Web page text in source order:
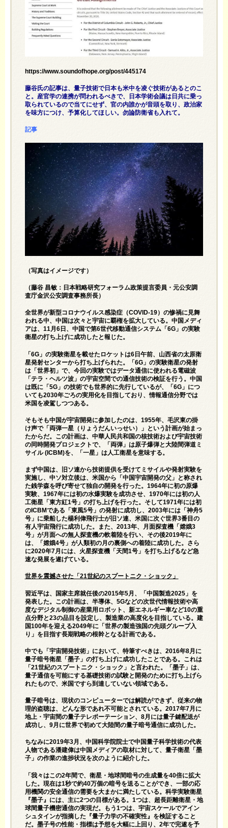
https://www.soundofhope.org/post/445174
藤谷氏の記事は、量子技術で日本も米中を凌ぐ技術があるとのこ
と。産官学の連携が問われるべきで、日本学術会議は日共に乗っ
取られているので当てにせず、官の内誰かが音頭を取り、政治家
を味方につけ、予算化してほしい。勿論防衛省も入れて。
記事
（写真はイメージです）
（藤谷 昌敏：日本戦略研究フォーラム政策提言委員・元公安調
査庁金沢公安調査事務所長）
全世界が新型コロナウイルス感染症（COVID-19）の惨禍に見舞
われる中、中国は次々と宇宙に覇権を拡大している。中国メディ
アは、11月6日、中国で第6世代移動通信システム「6G」の実験
衛星の打ち上げに成功したと報じた。
「6G」の実験衛星を載せたロケットは6日午前、山西省の太原衛
星発射センターから打ち上げられた。「6G」の実験衛星の発射
は「世界初」で、今回の実験ではデータ通信に使われる電磁波
「テラ・ヘルツ波」の宇宙空間での通信技術の検証を行う。中国
は既に「5G」の技術でも世界的に先行しているが、「6G」につ
いても2030年ごろの実用化を目指しており、情報通信分野では
米国を凌駕しつつある。
そもそも中国が宇宙開発に参加したのは、1955年、毛沢東の掛
け声で「両弾一星（りょうだんいっせい）」という計画が始まっ
たからだ。この計画は、中華人民共和国の核技術および宇宙技術
の同時開発プロジェクトで、「両弾」は原子爆弾と大陸間弾道ミ
サイル (ICBM)を、「一星」は人工衛星を意味する。
まず中国は、旧ソ連から技術提供を受けてミサイルや発射実験を
実施し、中ソ対立後は、米国から「中国宇宙開発の父」と称され
た銭学森を呼び寄せて独自の開発を行った。1964年に初の原爆
実験、1967年には初の水爆実験を成功させ、1970年には初の人
工衛星「東方紅1号」の打ち上げを行った。そして1971年には初
のICBMである「東風5号」の発射に成功し、2003年には「神舟5
号」に乗船した楊利偉飛行士が旧ソ連、米国に次ぐ世界3番目の
有人宇宙飛行に成功した。また、2013年、月面探査機「嫦娥3
号」が月面への無人探査機の軟着陸を行い、その後2019年に
は、「嫦娥4号」が人類初の月の裏側への着陸に成功した。さら
に2020年7月には、火星探査機「天間1号」を打ち上げるなど急
速な発展を遂げている。
世界を震撼させた「21世紀のスプートニク・ショック」
習近平は、国家主席就任後の2015年5月、「中国製造2025」を
発表した。この計画は、半導体、5Gなどの次世代情報技術や高
度なデジタル制御の産業用ロボット、新エネルギー車など10の重
点分野と23の品目を設定し、製造業の高度化を目指している。建
国100年を迎える2049年に「世界の製造強国の先頭グループ入
り」を目指す長期戦略の根幹となる計画である。
中でも「宇宙開発技術」において、特筆すべきは、2016年8月に
量子暗号衛星「墨子」の打ち上げに成功したことである。これは
「21世紀のスプートニク・ショック」と言われた。「墨子」は、
量子通信を可能にする基礎技術の試験と開発のために打ち上げら
れたもので、米国ですら到達していない領域である。
量子暗号は、現状のコンピューターでは解読ができず、従来の物
理的盗聴は、どんな形であれ不可能とされている。2017年7月に
地上・宇宙間の量子テレポーテーション、8月には量子鍵配送が
成功し、9月に世界で初めて大陸間の量子暗号通信に成功した。
ちなみに2019年3月、中国科学院院士で中国量子科学技術の代表
人物である潘建偉は中国メディアの取材に対して、量子衛星「墨
子」の作業の進捗状況を次のように紹介した。
「我々はこの2年間で、衛星・地球間暗号の生成量を40倍に拡大
した。現在は1秒で約40万個の暗号を送ることができ、一部の応
用機関の安全通信の需要を大まかに満たしている。科学実験衛星
『墨子』には、主に2つの目標がある。1つは、超長距離衛星・地
球間量子機密通信の実現だ。もう1つは、宇宙スケールでアイン
シュタインが指摘した『量子力学の不確実性』を検証すること
だ。墨子号の性能・指標は予想を大幅に上回り、2年で完遂を予